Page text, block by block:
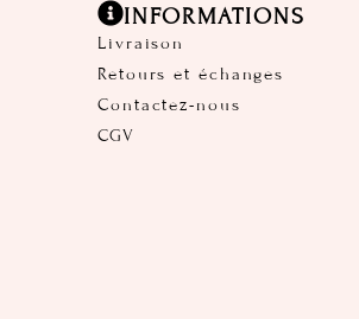
INFORMATIONS
Livraison
Retours et échanges
Contactez-nous
CGV